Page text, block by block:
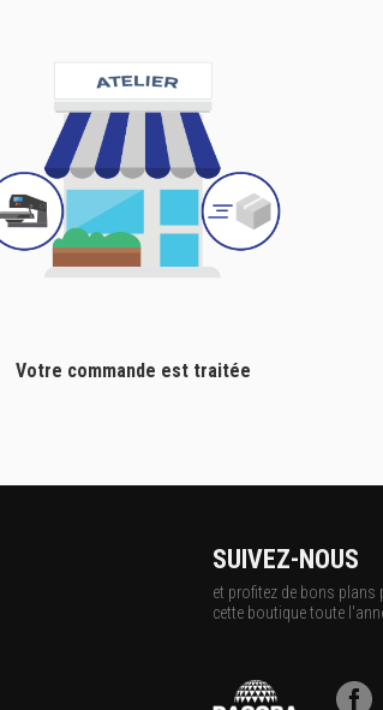
Votre commande est traitée
SUIVEZ-NOUS
et profitez de bons plans
cette boutique toute